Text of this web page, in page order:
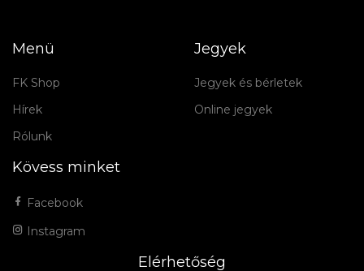
Menü
FK Shop
Hírek
Rólunk
Jegyek
Jegyek és bérletek
Online jegyek
Kövess minket
Facebook
Instagram
Elérhetőség